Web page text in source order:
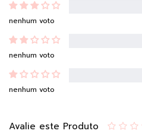
nenhum voto
nenhum voto
nenhum voto
Avalie este Produto